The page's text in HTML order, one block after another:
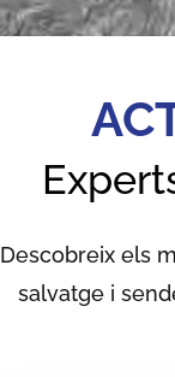
Descobreix els
salvatge i